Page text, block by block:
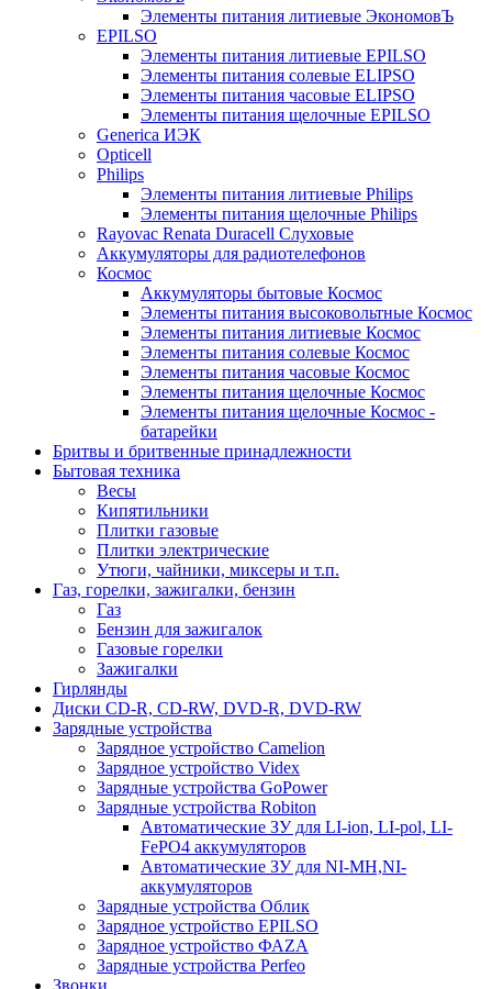
Элементы питания литиевые ЭкономовЪ
EPILSO
Элементы питания литиевые EPILSO
Элементы питания солевые ELIPSO
Элементы питания часовые ELIPSO
Элементы питания щелочные EPILSO
Generica ИЭК
Opticell
Philips
Элементы питания литиевые Philips
Элементы питания щелочные Philips
Rayovac Renata Duracell Слуховые
Аккумуляторы для радиотелефонов
Космос
Аккумуляторы бытовые Космос
Элементы питания высоковольтные Космос
Элементы питания литиевые Космос
Элементы питания солевые Космос
Элементы питания часовые Космос
Элементы питания щелочные Космос
Элементы питания щелочные Космос -
батарейки
Бритвы и бритвенные принадлежности
Бытовая техника
Весы
Кипятильники
Плитки газовые
Плитки электрические
Утюги, чайники, миксеры и т.п.
Газ, горелки, зажигалки, бензин
Газ
Бензин для зажигалок
Газовые горелки
Зажигалки
Гирлянды
Диски CD-R, CD-RW, DVD-R, DVD-RW
Зарядные устройства
Зарядное устройство Camelion
Зарядное устройство Videx
Зарядные устройства GoPower
Зарядные устройства Robiton
Автоматические ЗУ для LI-ion, LI-pol, LI-
FePO4 аккумуляторов
Автоматические ЗУ для NI-MH,NI-
аккумуляторов
Зарядные устройства Облик
Зарядное устройство EPILSO
Зарядное устройство ФАZА
Зарядные устройства Perfeo
Звонки